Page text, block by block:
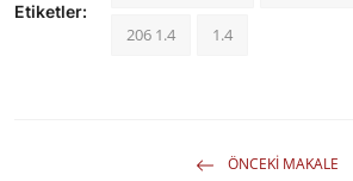
Etiketler:
206 1.4 1.4
ÖNCEKI MAKALE